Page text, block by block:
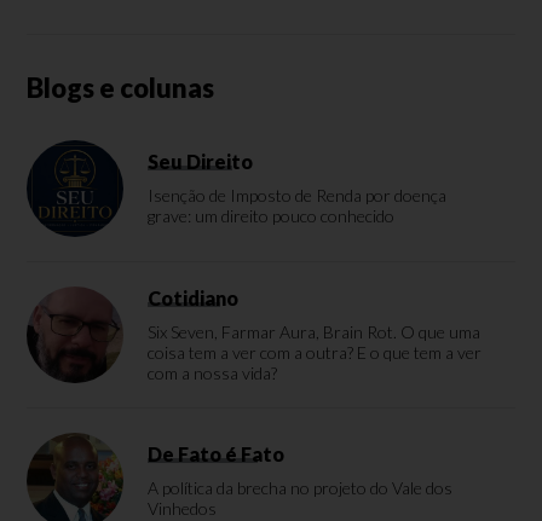
Blogs e colunas
Seu Direito
Isenção de Imposto de Renda por doença
grave: um direito pouco conhecido
Cotidiano
Six Seven, Farmar Aura, Brain Rot. O que uma
coisa tem a ver com a outra? E o que tem a ver
com a nossa vida?
De Fato é Fato
A política da brecha no projeto do Vale dos
Vinhedos